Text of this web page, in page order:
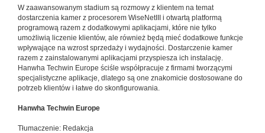
W zaawansowanym stadium są rozmowy z klientem na temat
dostarczenia kamer z procesorem WiseNetIII i otwartą platformą
programową razem z dodatkowymi aplikacjami, które nie tylko
umożliwią liczenie klientów, ale również będą mieć dodatkowe funkcje
wpływające na wzrost sprzedaży i wydajności. Dostarczenie kamer
razem z zainstalowanymi aplikacjami przyspiesza ich instalację.
Hanwha Techwin Europe ściśle współpracuje z firmami tworzącymi
specjalistyczne aplikacje, dlatego są one znakomicie dostosowane do
potrzeb klientów i łatwe do skonfigurowania.
Hanwha Techwin Europe
Tłumaczenie: Redakcja